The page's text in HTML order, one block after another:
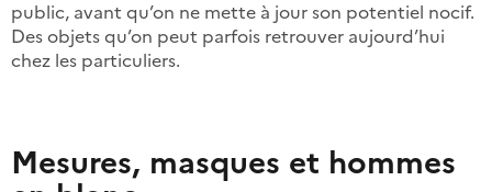
public, avant qu’on ne mette à jour son potentiel nocif.
Des objets qu’on peut parfois retrouver aujourd’hui
chez les particuliers.
Mesures, masques et hommes